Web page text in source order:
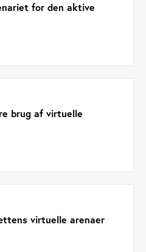
for den aktive
brug af virtuelle
virtuelle arenaer